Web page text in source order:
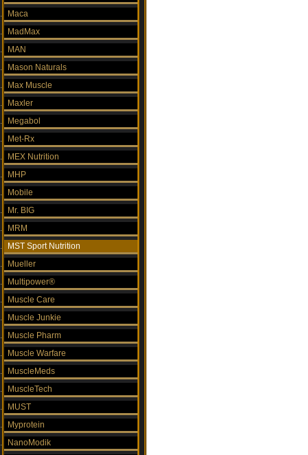
Maca
MadMax
MAN
Mason Naturals
Max Muscle
Maxler
Megabol
Met-Rx
MEX Nutrition
MHP
Mobile
Mr. BIG
MRM
MST Sport Nutrition
Mueller
Multipower®
Muscle Care
Muscle Junkie
Muscle Pharm
Muscle Warfare
MuscleMeds
MuscleTech
MUST
Myprotein
NanoModik